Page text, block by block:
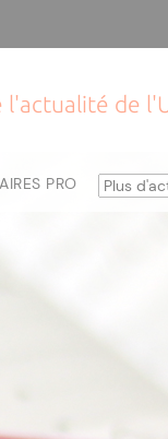
l'actualité de
PRO